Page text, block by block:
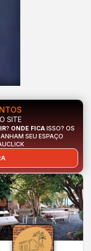
SITE
? ONDE FICAISSO? OS
SEU ESPAÇO